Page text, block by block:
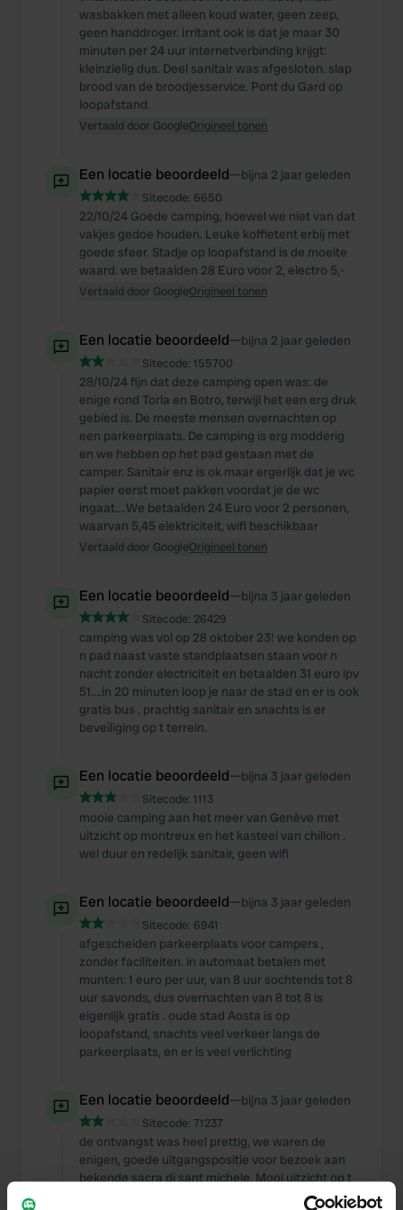
wasbakken met alleen koud water, geen zeep,
geen handdroger. Irritant ook is dat je maar 30
minuten per 24 uur internetverbinding krijgt:
kleinzielig dus. Deel sanitair was afgesloten. slap
brood van de broodjesservice. Pont du Gard op
loopafstand.
Vertaald door GoogleOrigineel tonen
Een locatie beoordeeld—bijna 2 jaar geleden
Sitecode: 6650
22/10/24 Goede camping, hoewel we niet van dat
vakjes gedoe houden. Leuke koffietent erbij met
goede sfeer. Stadje op loopafstand is de moeite
waard. we betaalden 28 Euro voor 2, electro 5,-
Vertaald door GoogleOrigineel tonen
Een locatie beoordeeld—bijna 2 jaar geleden
Sitecode: 155700
28/10/24 fijn dat deze camping open was: de
enige rond Torla en Botro, terwijl het een erg druk
gebied is. De meeste mensen overnachten op
een parkeerplaats. De camping is erg modderig
en we hebben op het pad gestaan met de
camper. Sanitair enz is ok maar ergerlijk dat je wc
papier eerst moet pakken voordat je de wc
ingaat....We betaalden 24 Euro voor 2 personen,
waarvan 5,45 elektriciteit, wifi beschikbaar
Vertaald door GoogleOrigineel tonen
Een locatie beoordeeld—bijna 3 jaar geleden
Sitecode: 26429
camping was vol op 28 oktober 23! we konden op
n pad naast vaste standplaatsen staan voor n
nacht zonder electriciteit en betaalden 31 euro ipv
51….in 20 minuten loop je naar de stad en er is ook
gratis bus . prachtig sanitair en snachts is er
beveiliging op t terrein.
Een locatie beoordeeld—bijna 3 jaar geleden
Sitecode: 1113
mooie camping aan het meer van Genève met
uitzicht op montreux en het kasteel van chillon .
wel duur en redelijk sanitair, geen wifi
Een locatie beoordeeld—bijna 3 jaar geleden
Sitecode: 6941
afgescheiden parkeerplaats voor campers ,
zonder faciliteiten. in automaat betalen met
munten: 1 euro per uur, van 8 uur sochtends tot 8
uur savonds, dus overnachten van 8 tot 8 is
eigenlijk gratis . oude stad Aosta is op
loopafstand, snachts veel verkeer langs de
parkeerplaats, en er is veel verlichting
Een locatie beoordeeld—bijna 3 jaar geleden
Sitecode: 71237
de ontvangst was heel prettig, we waren de
enigen, goede uitgangspositie voor bezoek aan
bekende sacra di sant michele. Mooi uitzicht op t
meer. goed en goedkoop gegeten. we vroegen